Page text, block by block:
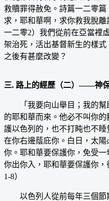
救贖罪得赦免。詩篇一二零
求，耶和華啊，求你救我脫
一二零2）我們從前在亞當裡
架治死，活出基督新生的樣
之後有甚麼改變？
三. 路上的經歷（二）——神
「我要向山舉目；我的幫
的耶和華而來。他必不叫你
護以色列的，也不打盹也不
在你右邊蔭庇你。白日，太
你。耶和華要保護你，免受
你出你入，耶和華要保護你
1-8）
以色列人從前每年三個節